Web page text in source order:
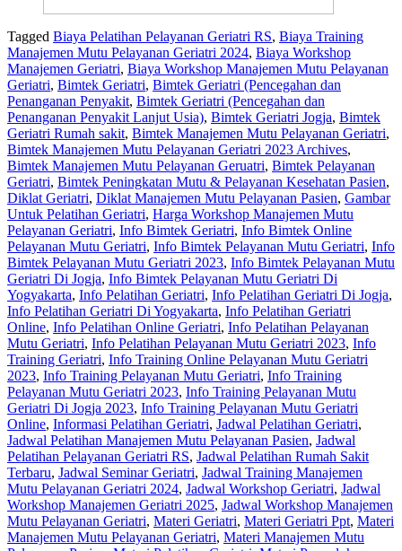
Tagged Biaya Pelatihan Pelayanan Geriatri RS, Biaya Training
Manajemen Mutu Pelayanan Geriatri 2024, Biaya Workshop
Manajemen Geriatri, Biaya Workshop Manajemen Mutu Pelayanan
Geriatri, Bimtek Geriatri, Bimtek Geriatri (Pencegahan dan
Penanganan Penyakit, Bimtek Geriatri (Pencegahan dan
Penanganan Penyakit Lanjut Usia), Bimtek Geriatri Jogja, Bimtek
Geriatri Rumah sakit, Bimtek Manajemen Mutu Pelayanan Geriatri,
Bimtek Manajemen Mutu Pelayanan Geriatri 2023 Archives,
Bimtek Manajemen Mutu Pelayanan Geruatri, Bimtek Pelayanan
Geriatri, Bimtek Peningkatan Mutu & Pelayanan Kesehatan Pasien,
Diklat Geriatri, Diklat Manajemen Mutu Pelayanan Pasien, Gambar
Untuk Pelatihan Geriatri, Harga Workshop Manajemen Mutu
Pelayanan Geriatri, Info Bimtek Geriatri, Info Bimtek Online
Pelayanan Mutu Geriatri, Info Bimtek Pelayanan Mutu Geriatri, Info
Bimtek Pelayanan Mutu Geriatri 2023, Info Bimtek Pelayanan Mutu
Geriatri Di Jogja, Info Bimtek Pelayanan Mutu Geriatri Di
Yogyakarta, Info Pelatihan Geriatri, Info Pelatihan Geriatri Di Jogja,
Info Pelatihan Geriatri Di Yogyakarta, Info Pelatihan Geriatri
Online, Info Pelatihan Online Geriatri, Info Pelatihan Pelayanan
Mutu Geriatri, Info Pelatihan Pelayanan Mutu Geriatri 2023, Info
Training Geriatri, Info Training Online Pelayanan Mutu Geriatri
2023, Info Training Pelayanan Mutu Geriatri, Info Training
Pelayanan Mutu Geriatri 2023, Info Training Pelayanan Mutu
Geriatri Di Jogja 2023, Info Training Pelayanan Mutu Geriatri
Online, Informasi Pelatihan Geriatri, Jadwal Pelatihan Geriatri,
Jadwal Pelatihan Manajemen Mutu Pelayanan Pasien, Jadwal
Pelatihan Pelayanan Geriatri RS, Jadwal Pelatihan Rumah Sakit
Terbaru, Jadwal Seminar Geriatri, Jadwal Training Manajemen
Mutu Pelayanan Geriatri 2024, Jadwal Workshop Geriatri, Jadwal
Workshop Manajemen Geriatri 2025, Jadwal Workshop Manajemen
Mutu Pelayanan Geriatri, Materi Geriatri, Materi Geriatri Ppt, Materi
Manajemen Mutu Pelayanan Geriatri, Materi Manajemen Mutu